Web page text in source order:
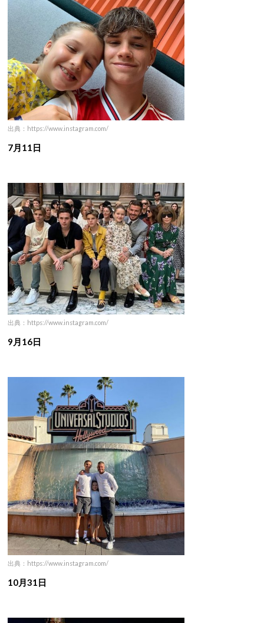
出典：https://www.instagram.com/
7月11日
出典：https://www.instagram.com/
9月16日
出典：https://www.instagram.com/
10月31日